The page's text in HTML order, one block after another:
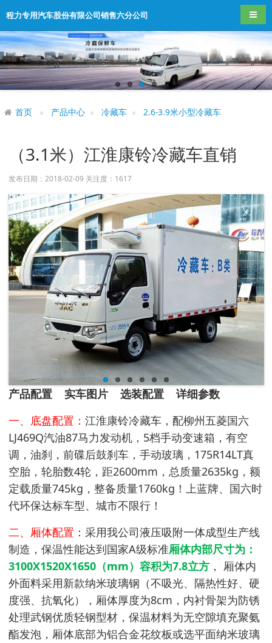
程力专用汽车股份有限公司销售六分公司 导航
首页 产品中心 冷藏车 2.6-3.9米小型冷藏车
（3.1米）江淮康铃冷藏车直销
发布日期：2018-02-09 关注度： 1617
产品配置 实车图片 选装配置 详细参数
一、底盘配置： 江淮康铃冷藏车，配柳州五菱国六
LJ469Q汽油87马力发动机，5档手动变速箱，有空
调，油刹，前碟后鼓刹车，手动玻璃，175R14LT真
空胎，轮胎数4轮，距2600mm，总质量2635kg，额
定载质量745kg，整备质量1760kg！上蓝牌、国六时
代环保达标车型、城市不限行！
二、厢体配置 ：采用我公司液压吸附一体成型生产线
制造，保温性能达到国家A级标准厢体内部尺寸为：
3100X1520X1650（mm）容积为7.8立方， 厢体内
外面料采用新款纳米玻璃钢（不吸光、隔热性好、硬
度强、抗氧化），厢体厚度为8cm，内衬骨架为防锈
处理武钢优质轻钢型材，保温材料为无空隙填充聚氨
酯发泡，厢体底部为铝合金花纹板或选平面纳米玻璃